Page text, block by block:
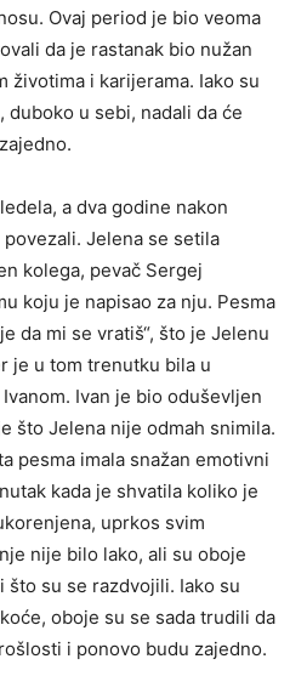
Ovaj period je bio veoma
da je rastanak bio nužan
životima i karijerama. Iako su
u sebi, nadali da će
a dva godine nakon
Jelena se setila
kolega, pevač Sergej
koju je napisao za nju. Pesma
da mi se vratiš“, što je Jelenu
je u tom trenutku bila u
Ivan je bio oduševljen
što Jelena nije odmah snimila.
pesma imala snažan emotivni
kada je shvatila koliko je
uprkos svim
nije bilo lako, ali su oboje
što su se razdvojili. Iako su
oboje su se sada trudili da
i ponovo budu zajedno.